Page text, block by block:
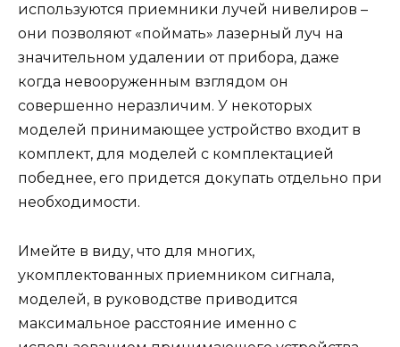
используются приемники лучей нивелиров –
они позволяют «поймать» лазерный луч на
значительном удалении от прибора, даже
когда невооруженным взглядом он
совершенно неразличим. У некоторых
моделей принимающее устройство входит в
комплект, для моделей с комплектацией
победнее, его придется докупать отдельно при
необходимости.
Имейте в виду, что для многих,
укомплектованных приемником сигнала,
моделей, в руководстве приводится
максимальное расстояние именно с